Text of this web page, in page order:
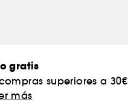
gratis
superiores a 30€
más